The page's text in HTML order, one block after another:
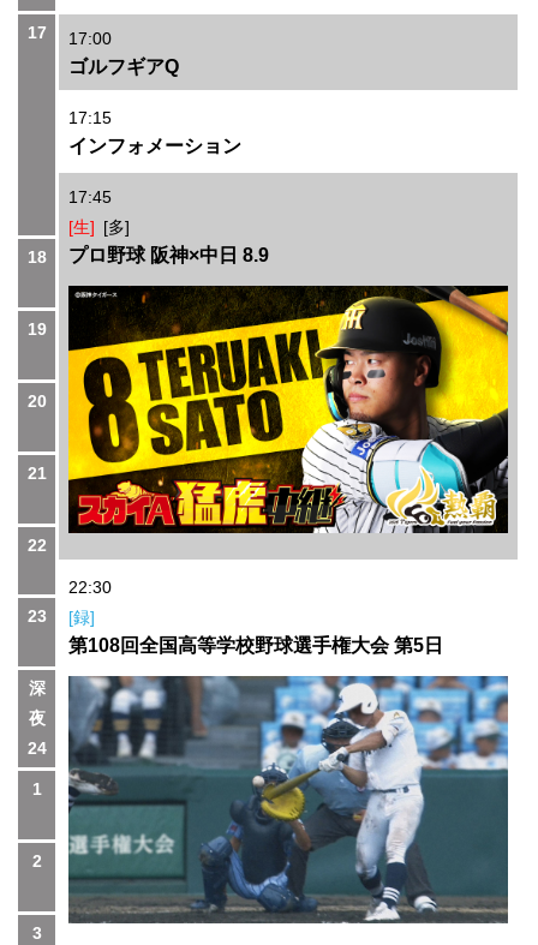
17 17:00
ゴルフギアQ
17:15
インフォメーション
17:45
[生] [多]
プロ野球 阪神×中日 8.9
18
19
20
21
22
22:30
[録]
第108回全国高等学校野球選手権大会 第5日
23
深
夜
24
1
2
3